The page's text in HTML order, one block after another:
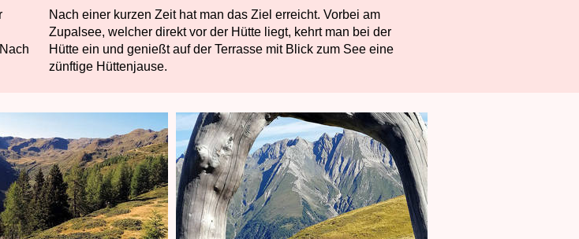
Nach einer kurzen Zeit hat man das Ziel erreicht. Vorbei am
Zupalsee, welcher direkt vor der Hütte liegt, kehrt man bei der
Hütte ein und genießt auf der Terrasse mit Blick zum See eine
zünftige Hüttenjause.